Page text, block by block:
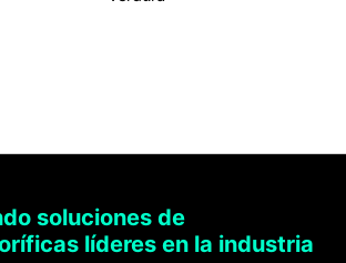
soluciones de
líderes en la industria